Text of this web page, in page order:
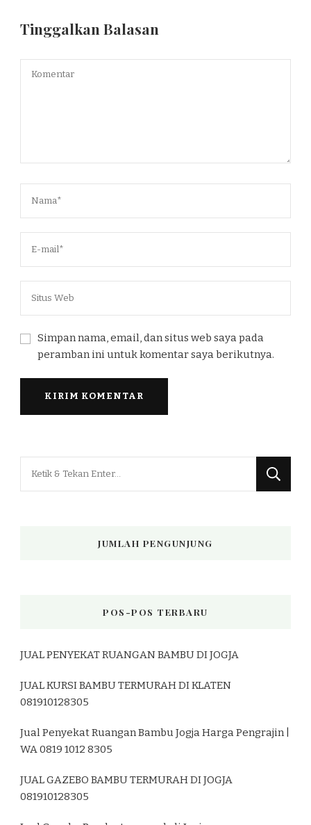
Tinggalkan Balasan
Simpan nama, email, dan situs web saya pada
peramban ini untuk komentar saya berikutnya.
JUMLAH PENGUNJUNG
POS-POS TERBARU
JUAL PENYEKAT RUANGAN BAMBU DI JOGJA
JUAL KURSI BAMBU TERMURAH DI KLATEN
081910128305
Jual Penyekat Ruangan Bambu Jogja Harga Pengrajin |
WA 0819 1012 8305
JUAL GAZEBO BAMBU TERMURAH DI JOGJA
081910128305